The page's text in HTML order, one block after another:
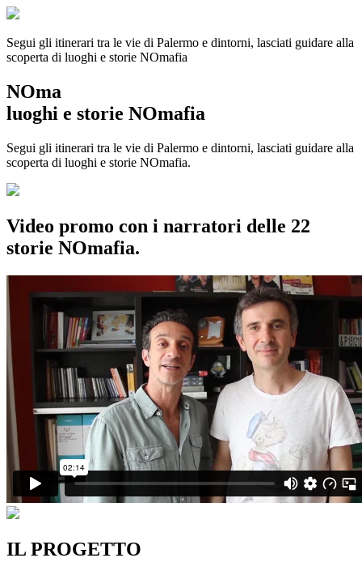
Segui gli itinerari tra le vie di Palermo e dintorni, lasciati guidare alla
scoperta di luoghi e storie NOmafia
NOma
luoghi e storie NOmafia
Segui gli itinerari tra le vie di Palermo e dintorni, lasciati guidare alla
scoperta di luoghi e storie NOmafia.
Video promo con i narratori delle 22
storie NOmafia.
IL PROGETTO